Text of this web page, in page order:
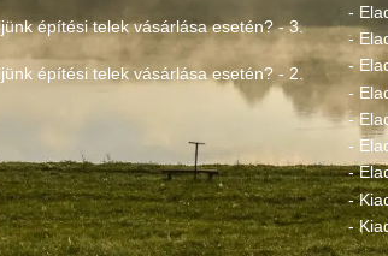
építési telek vásárlása esetén? - 3.
építési telek vásárlása esetén? - 2.
-
-
-
-
-
-
-
-
-